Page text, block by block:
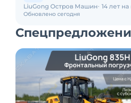
Обновлено сегодня
LiuGong Остров Машин 14 лет